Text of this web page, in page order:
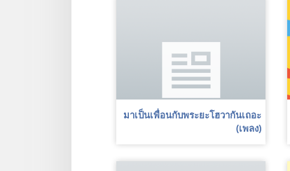
มาเป็นเพื่อนกับพระยะโฮวากันเถอะ
(เพลง)